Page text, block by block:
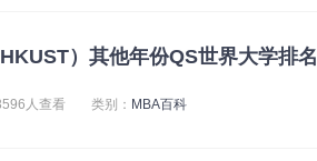
）其他年份QS世界大学排名
人查看 类别： MBA百科